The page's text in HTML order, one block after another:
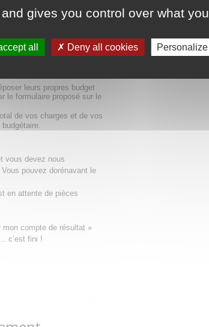
principes républicains
non discrimination, la
des symboles
demande de subvention
leurs propres budget
le formulaire proposé sur le
de vos charges et de vos
vous devez nous
pouvez dorénavant le
en attente de pièces
compte de résultat »
c’est fini !
gives you control over what
all Deny all cookies Personalize